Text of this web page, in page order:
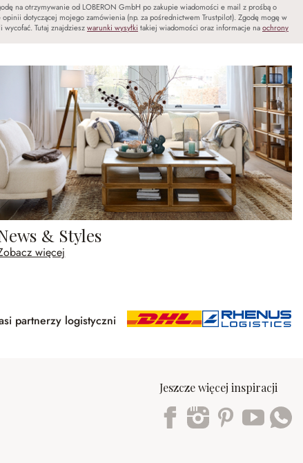
na otrzymywanie od LOBERON GmbH po zakupie wiadomości e mail z prośbą o
dotyczącej mojego zamówienia (np. za pośrednictwem Trustpilot). Zgodę mogę w
wycofać. Tutaj znajdzieszwarunki wysyłki takiej wiadomości oraz informacje naochrony
& Styles
więcej
partnerzy logistyczni
Jeszcze więcej inspiracji